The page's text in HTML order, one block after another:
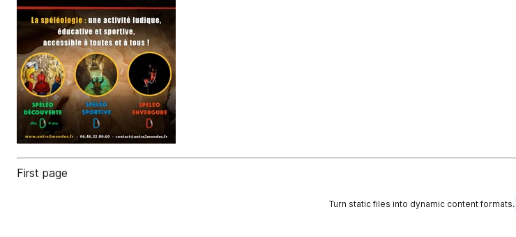
First page
Turn static files into dynamic content formats.